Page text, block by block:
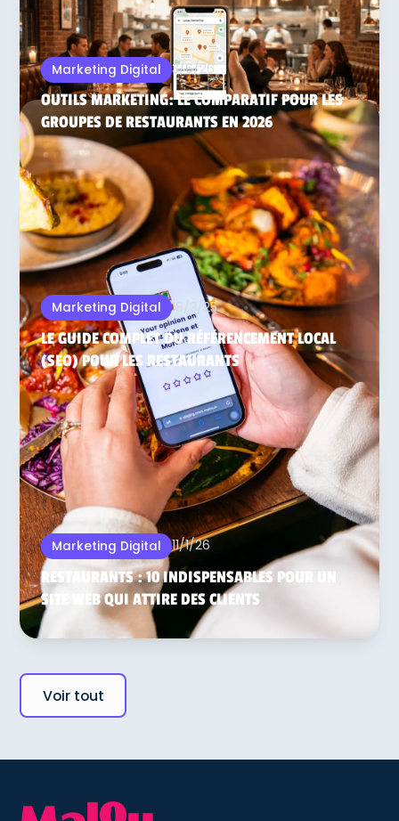
Marketing Digital 3/6/26
OUTILS MARKETING: LE COMPARATIF POUR LES
GROUPES DE RESTAURANTS EN 2026
Marketing Digital 18/3/25
LE GUIDE COMPLET DU RÉFÉRENCEMENT LOCAL
(SEO) POUR LES RESTAURANTS
Marketing Digital 11/1/26
RESTAURANTS : 10 INDISPENSABLES POUR UN
SITE WEB QUI ATTIRE DES CLIENTS
Voir tout